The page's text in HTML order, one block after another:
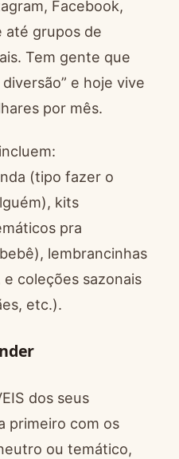
Facebook,
até grupos de
Tem gente que
e hoje vive
por mês.
(tipo fazer o
kits
pra
lembrancinhas
coleções sazonais
etc.).
dos seus
primeiro com os
ou temático,